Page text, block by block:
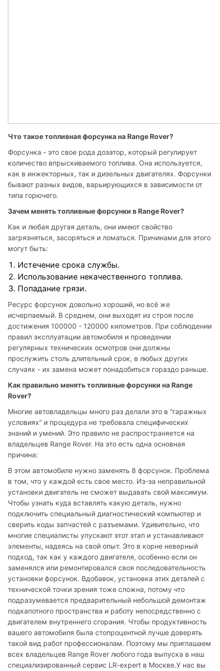
Что такое топливная форсунка на Range Rover?
Форсунка - это свое рода дозатор, который регулирует
количество впрыскиваемого топлива. Она используется,
как в инжекторных, так и дизельных двигателях. Форсунки
бывают разных видов, варьирующихся в зависимости от
типа горючего.
Зачем менять топливные форсунки в Range Rover?
Как и любая другая деталь, они имеют свойство
загрязняться, засоряться и ломаться. Причинами для этого
могут быть:
Истечение срока службы.
Использование некачественного топлива.
Попадание грязи.
Ресурс форсунок довольно хороший, но всё же
исчерпаемый. В среднем, они выходят из строя после
достижения 100000 - 120000 километров. При соблюдении
правил эксплуатации автомобиля и проведении
регулярных технических осмотров они должны
прослужить столь длительный срок, в любых других
случаях - их замена может понадобиться гораздо раньше.
Как правильно менять топливные форсунки на Range
Rover?
Многие автовладельцы много раз делали это в “гаражных
условиях” и процедура не требовала специфических
знаний и умений. Это правило не распространяется на
владельцев Range Rover. На это есть одна основная
причина:
В этом автомобиле нужно заменять 8 форсунок. Проблема
в том, что у каждой есть свое место. Из-за неправильной
установки двигатель не сможет выдавать свой максимум.
Чтобы узнать куда вставлять какую деталь, нужно
подключить специальный диагностический компьютер и
сверить коды запчастей с разъемами. Удивительно, что
многие специалисты упускают этот этап и устанавливают
элементы, надеясь на свой опыт. Это в корне неверный
подход, так как у каждого двигателя, особенно если он
заменялся или ремонтировался своя последовательность
установки форсунок. Вдобавок, установка этих деталей с
технической точки зрения тоже сложна, потому что
подразумевается предварительный небольшой демонтаж
подкапотного пространства и работу непосредственно с
двигателем внутреннего сгорания. Чтобы продуктивность
вашего автомобиля была стопроцентной лучше доверять
такой вид работ профессионалам. Поэтому мы приглашаем
всех владельцев Range Rover любого года выпуска в наш
специализированный сервис LR-expert в Москве.У нас вы